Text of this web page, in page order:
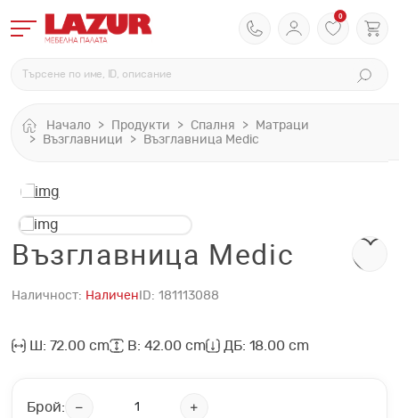
0
Начало Продукти Спалня
Матраци
Възглавници
Възглавница Medic
Възглавница Medic
Наличност: Наличен ID: 181113088
Ш: 72.00 cm В: 42.00 cm ДБ: 18.00 cm
Брой: